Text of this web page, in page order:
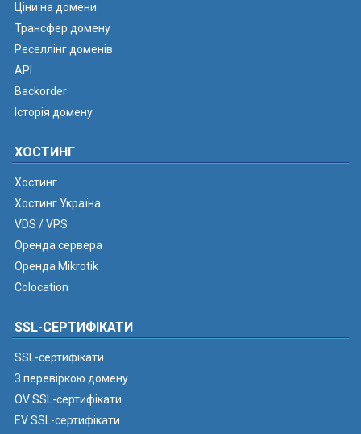
Ціни на домени
Трансфер домену
Реселлінг доменів
API
Backorder
Історія домену
ХОСТИНГ
Хостинг
Хостинг Україна
VDS / VPS
Оренда сервера
Оренда Mikrotik
Colocation
SSL-СЕРТИФІКАТИ
SSL-сертифікати
З перевіркою домену
OV SSL-сертифікати
EV SSL-сертифікати